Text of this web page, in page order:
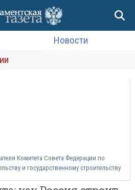
Новости
Комитета Совета Федерации по
и государственному строительству